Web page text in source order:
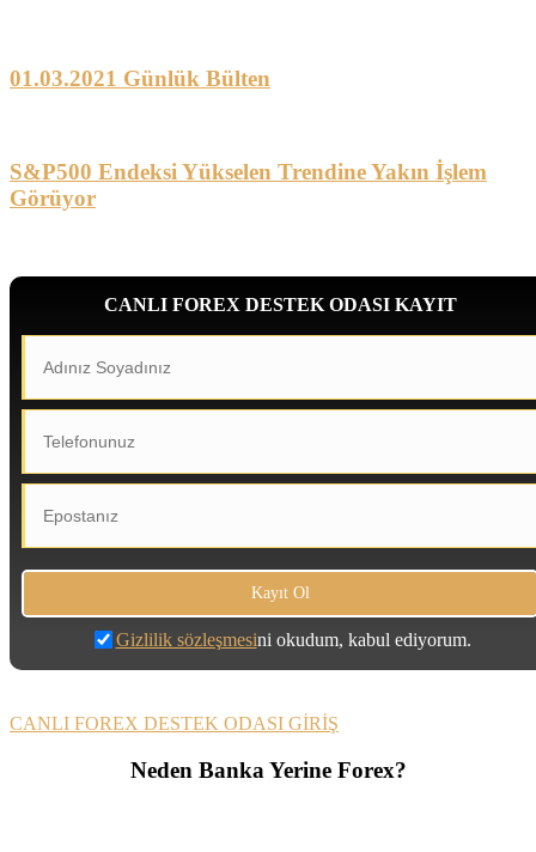
01.03.2021 Günlük Bülten
S&P500 Endeksi Yükselen Trendine Yakın İşlem
Görüyor
CANLI FOREX DESTEK ODASI KAYIT
Gizlilik sözleşmesini okudum, kabul ediyorum.
CANLI FOREX DESTEK ODASI GİRİŞ
Neden Banka Yerine Forex?